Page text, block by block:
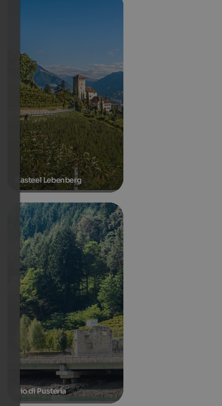
Kasteel Lebenberg
Rio di Pusteria